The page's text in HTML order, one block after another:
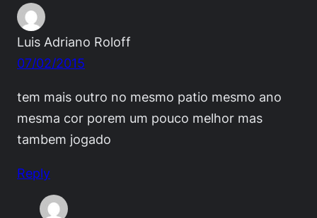
Luis Adriano Roloff
07/02/2015
tem mais outro no mesmo patio mesmo ano
mesma cor porem um pouco melhor mas
tambem jogado
Reply